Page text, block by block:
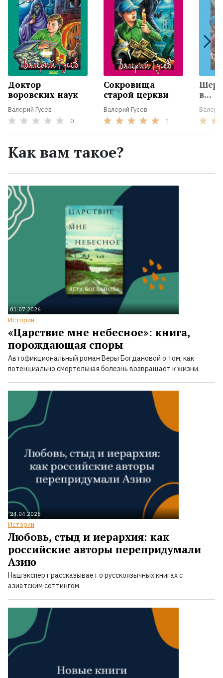
Доктор
воровских наук
Валерий Гусев
0
Сокровища
старой церкви
Валерий Гусев
1
в...
Как вам такое?
01.07.2026
Истории
«Царствие мне небесное»: книга,
порождающая споры
Автофикциональный роман Веры Богдановой о том, как
потенциально смертельная болезнь возвращает к жизни.
24.04.2026
Истории
Любовь, стыд и иерархия: как
российские авторы перепридумали
Азию
Наш эксперт рассказывает о русскоязычных книгах с
азиатским сеттингом.